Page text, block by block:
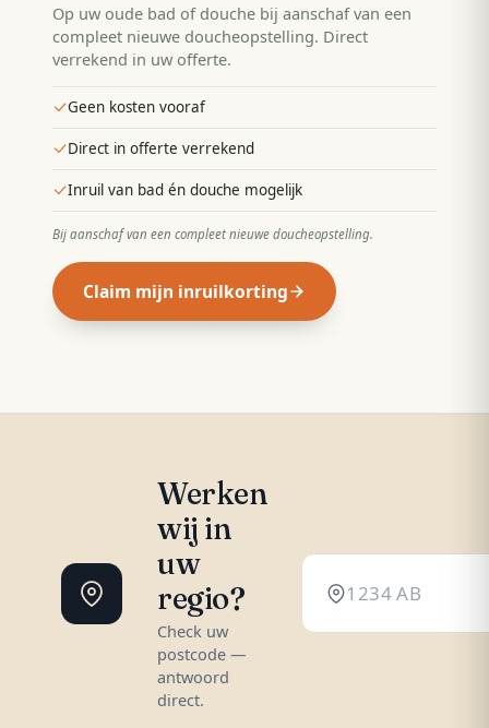
Op uw oude bad of douche bij aanschaf van een
compleet nieuwe doucheopstelling. Direct
verrekend in uw offerte.
Geen kosten vooraf
Direct in offerte verrekend
Inruil van bad én douche mogelijk
Bij aanschaf van een compleet nieuwe doucheopstelling.
Claim mijn inruilkorting
Werken
wij in
uw
regio?
Check uw
postcode —
antwoord
direct.